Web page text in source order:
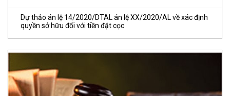
Dự thảo án lệ 14/2020/DTAL án lệ XX/2020/AL về xác định
quyền sở hữu đối với tiền đặt cọc